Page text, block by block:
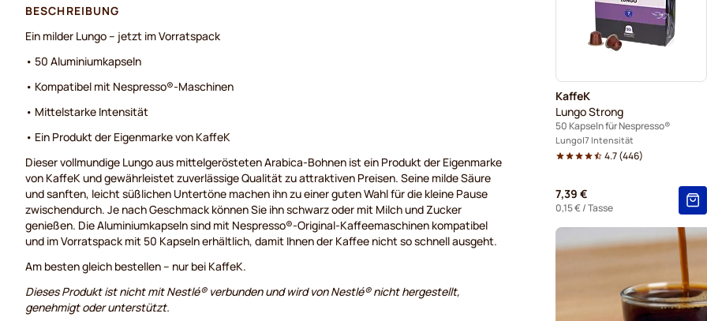
Kapseln für Nespresso®
Kaffeekapseln von Garibaldi
Kaffeekapseln von Tonino
KaffeK
Lungo Strong
50 Kapseln für Nespresso®
Lungo 7 Intensität
4.7(446)
7,39 €
0,15 €/ Tasse
BESCHREIBUNG
Ein milder Lungo – jetzt im Vorratspack
• 50 Aluminiumkapseln
• Kompatibel mit Nespresso®-Maschinen
• Mittelstarke Intensität
• Ein Produkt der Eigenmarke von KaffeK
Dieser vollmundige Lungo aus mittelgerösteten Arabica-Bohnen ist ein Produkt der Eigenmarke
von KaffeK und gewährleistet zuverlässige Qualität zu attraktiven Preisen. Seine milde Säure
und sanften, leicht süßlichen Untertöne machen ihn zu einer guten Wahl für die kleine Pause
zwischendurch. Je nach Geschmack können Sie ihn schwarz oder mit Milch und Zucker
genießen. Die Aluminiumkapseln sind mit Nespresso®-Original-Kaffeemaschinen kompatibel
und im Vorratspack mit 50 Kapseln erhältlich, damit Ihnen der Kaffee nicht so schnell ausgeht.
Am besten gleich bestellen – nur bei KaffeK.
Dieses Produkt ist nicht mit Nestlé® verbunden und wird von Nestlé® nicht hergestellt,
genehmigt oder unterstützt.